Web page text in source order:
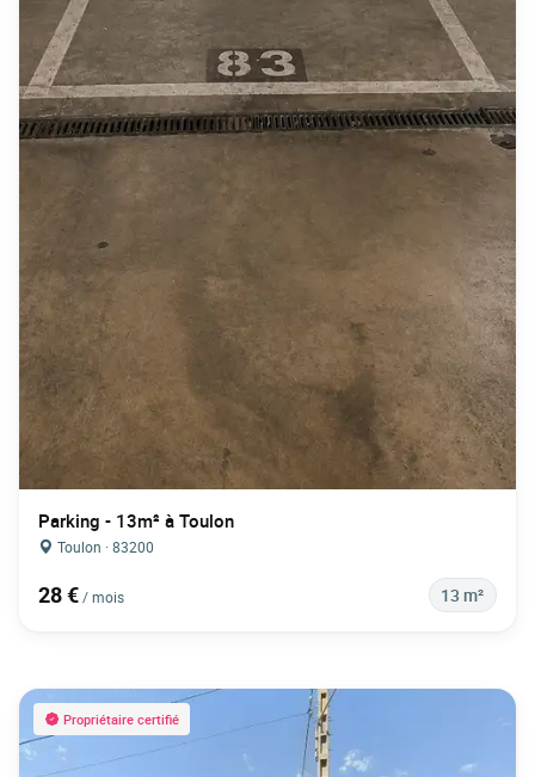
Parking - 13m² à Toulon
Toulon · 83200
28 €/ mois 13 m²
Propriétaire certifié